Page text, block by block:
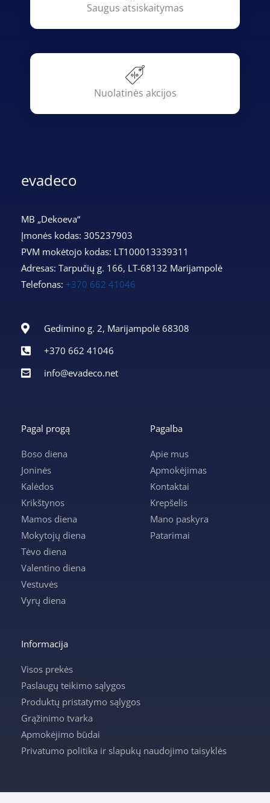
Saugus atsiskaitymas
Nuolatinės akcijos
evadeco
MB „Dekoeva“
Įmonės kodas: 305237903
PVM mokėtojo kodas: LT100013339311
Adresas: Tarpučių g. 166, LT-68132 Marijampolė
Telefonas: +370 662 41046
Gedimino g. 2, Marijampolė 68308
+370 662 41046
info@evadeco.net
Pagal progą
Boso diena
Joninės
Kalėdos
Krikštynos
Mamos diena
Mokytojų diena
Tėvo diena
Valentino diena
Vestuvės
Vyrų diena
Pagalba
Apie mus
Apmokėjimas
Kontaktai
Krepšelis
Mano paskyra
Patarimai
Informacija
Visos prekės
Paslaugų teikimo sąlygos
Produktų pristatymo sąlygos
Grąžinimo tvarka
Apmokėjimo būdai
Privatumo politika ir slapukų naudojimo taisyklės